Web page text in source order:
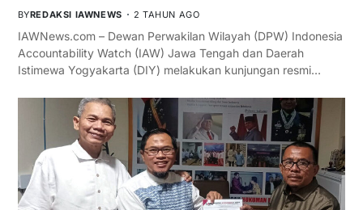
BYREDAKSI IAWNEWS 2 TAHUN AGO
IAWNews.com – Dewan Perwakilan Wilayah (DPW) Indonesia
Accountability Watch (IAW) Jawa Tengah dan Daerah
Istimewa Yogyakarta (DIY) melakukan kunjungan resmi…